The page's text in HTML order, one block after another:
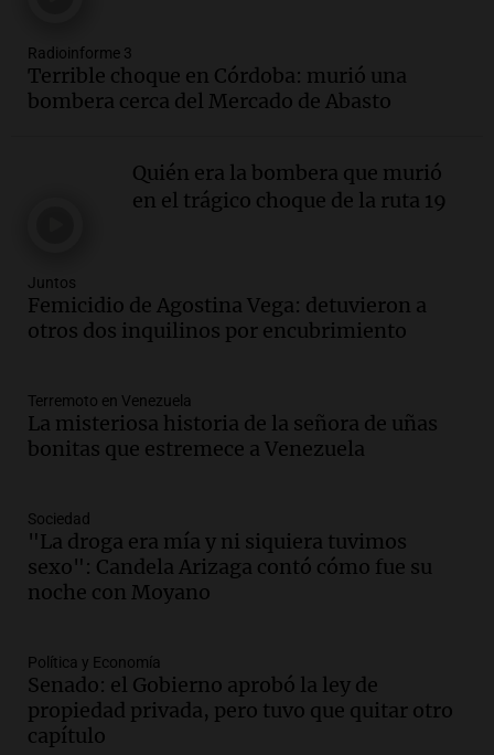
Audio.La Expo La Bulaye 2026
comienza con sorpresas y grandes
premios para los visitantes
Córdoba: destituyeron a la
intendenta interina de Villa Santa Cruz
Episodios
Audio.Clases de tango y milonga en la
Confitería El Oriental: una propuesta
Noticias
Episodios
Audio.Más de la mitad de la población
de la UBA
El dato confiable
Episodios
Audio.Cientos de fieles celebran a San
Panorama Federal
Episodios
Audio. "Tiene que haber una
reglamentación": el reclamo del Kennel
Radioinforme 3
Terrible choque en Córdoba: murió una
bombera cerca del Mercado de Abasto
Quién era la bombera que murió
en el trágico choque de la ruta 19
Juntos
Femicidio de Agostina Vega: detuvieron a
otros dos inquilinos por encubrimiento
Terremoto en Venezuela
La misteriosa historia de la señora de uñas
bonitas que estremece a Venezuela
Sociedad
"La droga era mía y ni siquiera tuvimos
sexo": Candela Arizaga contó cómo fue su
noche con Moyano
Política y Economía
Senado: el Gobierno aprobó la ley de
propiedad privada, pero tuvo que quitar otro
capítulo